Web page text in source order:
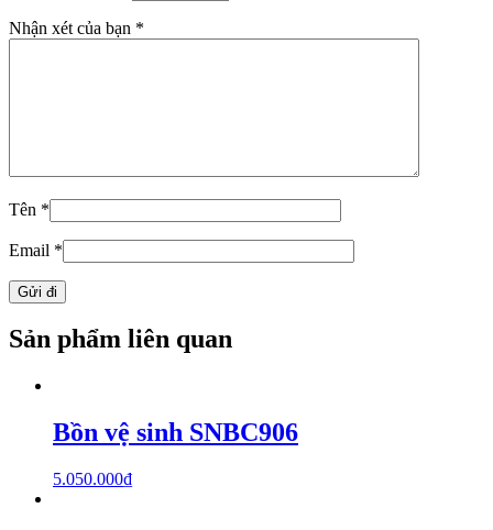
Nhận xét của bạn *
Tên *
Email *
Sản phẩm liên quan
Bồn vệ sinh SNBC906
5.050.000₫